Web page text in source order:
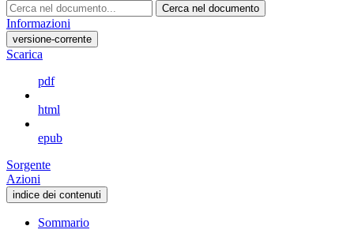
Cerca nel documento
Informazioni
versione-corrente
Scarica
pdf
html
epub
Sorgente
Azioni
indice dei contenuti
Sommario